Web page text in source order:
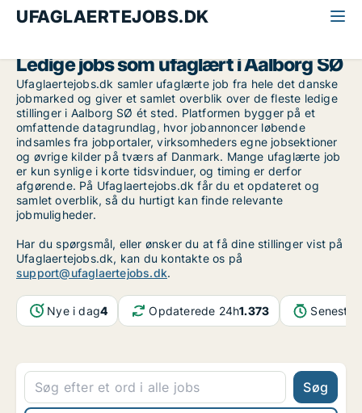
UFAGLAERTEJOBS.DK
Ledige jobs som ufaglært i Aalborg SØ
Ufaglaertejobs.dk samler ufaglærte job fra hele det danske
jobmarked og giver et samlet overblik over de fleste ledige
stillinger i Aalborg SØ ét sted. Platformen bygger på et
omfattende datagrundlag, hvor jobannoncer løbende
indsamles fra jobportaler, virksomheders egne jobsektioner
og øvrige kilder på tværs af Danmark. Mange ufaglærte job
er kun synlige i korte tidsvinduer, og timing er derfor
afgørende. På Ufaglaertejobs.dk får du et opdateret og
samlet overblik, så du hurtigt kan finde relevante
jobmuligheder.
Har du spørgsmål, eller ønsker du at få dine stillinger vist på
Ufaglaertejobs.dk, kan du kontakte os på
support@ufaglaertejobs.dk.
Nye i dag4 Opdaterede 24h1.373 Seneste
Søg